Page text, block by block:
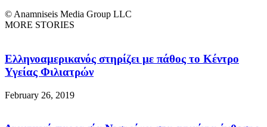
© Anamniseis Media Group LLC
MORE STORIES
Ελληνοαμερικανός στηρίζει με πάθος το Κέντρο
Υγείας Φιλιατρών
February 26, 2019